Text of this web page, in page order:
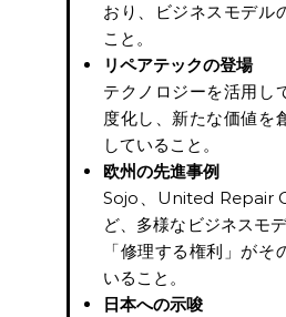
おり、ビジネスモデル
こと。
リペアテックの登場
テクノロジーを活用し
度化し、新たな価値を
していること。
欧州の先進事例
Sojo、United Repair
ど、多様なビジネスモ
「修理する権利」がそ
いること。
日本への示唆